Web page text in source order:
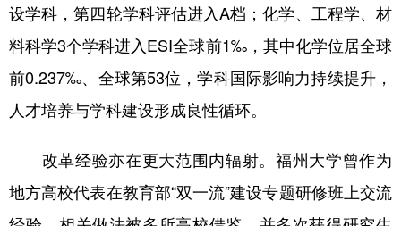
设学科，第四轮学科评估进入A档；化学、工程学、材
料科学3个学科进入ESI全球前1‰，其中化学位居全球
前0.237‰、全球第53位，学科国际影响力持续提升，
人才培养与学科建设形成良性循环。
改革经验亦在更大范围内辐射。福州大学曾作为
地方高校代表在教育部“双一流”建设专题研修班上交流